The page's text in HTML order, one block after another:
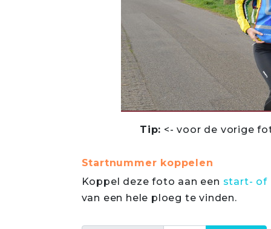
Tip: <- voor de vorige
Startnummer koppelen
Koppel deze foto aan een start- of
van een hele ploeg te vinden.